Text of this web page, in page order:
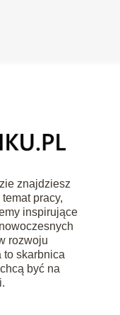
znajdziesz
pracy,
inspirujące
rozwoju
to skarbnica
być na